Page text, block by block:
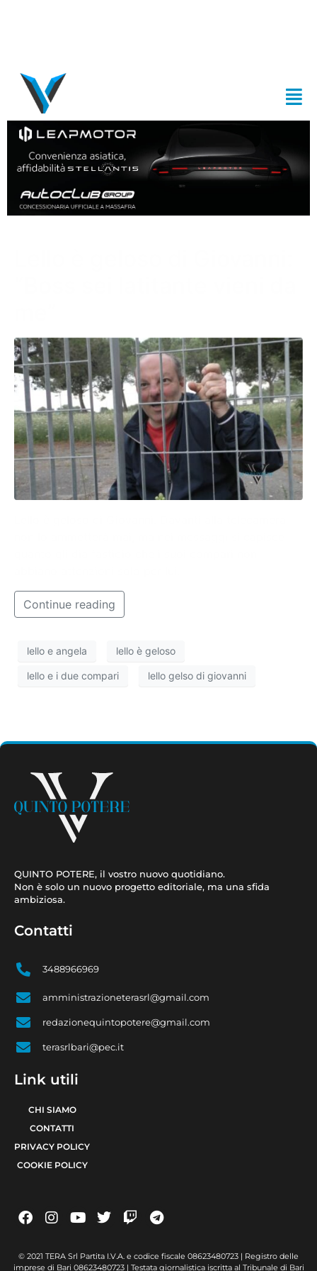
Continue reading
lello e angela lello è geloso
lello e i due compari lello gelso di giovanni
QUINTO POTERE, il vostro nuovo quotidiano.
Non è solo un nuovo progetto editoriale, ma una sfida
ambiziosa.
Contatti
3488966969
amministrazioneterasrl@gmail.com
redazionequintopotere@gmail.com
terasrlbari@pec.it
Link utili
CHI SIAMO
CONTATTI
PRIVACY POLICY
COOKIE POLICY
© 2021 TERA Srl Partita I.V.A. e codice fiscale 08623480723 | Registro delle
imprese di Bari 08623480723 | Testata giornalistica iscritta al Tribunale di Bari